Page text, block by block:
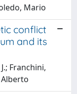
Mario
conflict
and its
Franchini,